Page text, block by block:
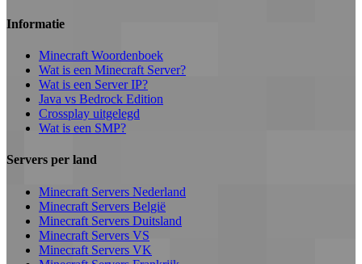
Informatie
Minecraft Woordenboek
Wat is een Minecraft Server?
Wat is een Server IP?
Java vs Bedrock Edition
Crossplay uitgelegd
Wat is een SMP?
Servers per land
Minecraft Servers Nederland
Minecraft Servers België
Minecraft Servers Duitsland
Minecraft Servers VS
Minecraft Servers VK